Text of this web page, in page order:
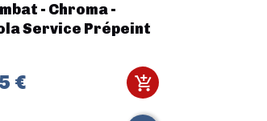
- Chroma -
Service Prépeint
€